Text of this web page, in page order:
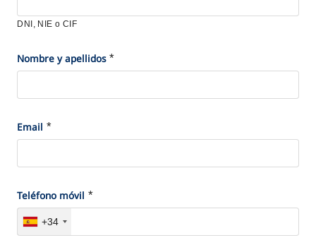
CONÓCENOS
VER TODAS LAS GESTIONES
a
l
o
t
i
d
e
c
r
o
a
l
e
s
DNI, NIE o CIF
*
Nombre y apellidos *
*
Email *
*
Teléfono móvil *
+34